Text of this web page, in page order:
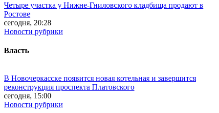
Четыре участка у Нижне-Гниловского кладбища продают в
Ростове
сегодня, 20:28
Новости рубрики
Власть
В Новочеркасске появится новая котельная и завершится
реконструкция проспекта Платовского
сегодня, 15:00
Новости рубрики